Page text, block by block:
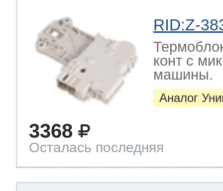
RID:Z-
конт с
машины.
Аналог
3368
Осталась последняя